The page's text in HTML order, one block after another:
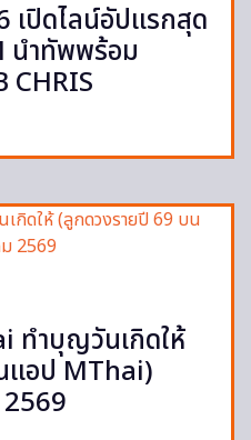
ปิดไลน์อัปแรกสุด
นำทัพพร้อม
CHRIS
ทำบุญวันเกิดให้
แอป MThai)
2569